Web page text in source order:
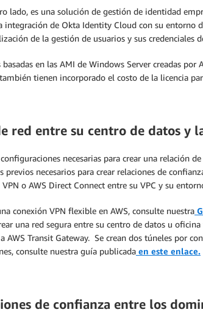
lado, es una solución de gestión de identidad
de Okta Identity Cloud con su entorno
de la gestión de usuarios y sus credenciales
en las AMI de Windows Server creadas por
también tienen incorporado el costo de la licencia
red entre su centro de datos y
necesarias para crear una relación
previos necesarios para crear relaciones de
o AWS Direct Connect entre su VPC y su
conexión VPN flexible en AWS, consulte nuestra
una red segura entre su centro de datos u
AWS Transit Gateway. Se crean dos túneles por
consulte nuestra guía publicada en este enlace.
de confianza entre los